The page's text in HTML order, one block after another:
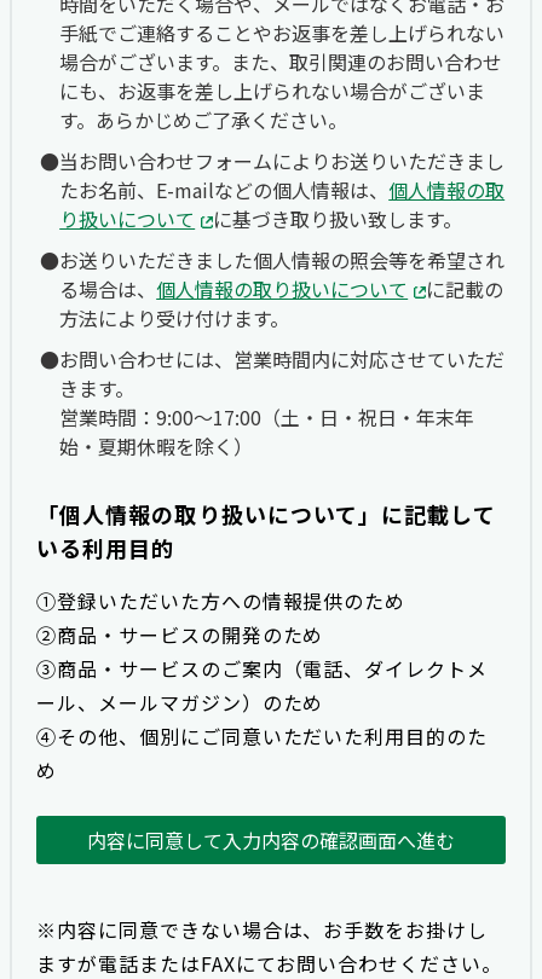
手紙でご連絡することやお返事を差し上げられない
場合がございます。また、取引関連のお問い合わせ
にも、お返事を差し上げられない場合がございま
す。あらかじめご了承ください。
当お問い合わせフォームによりお送りいただきまし
たお名前、E-mailなどの個人情報は、 個人情報の取
り扱いについて
に基づき取り扱い致します。
お送りいただきました個人情報の照会等を希望され
る場合は、 個人情報の取り扱いについて
に記載の
方法により受け付けます。
お問い合わせには、営業時間内に対応させていただ
きます。
営業時間：9:00〜17:00（土・日・祝日・年末年
始・夏期休暇を除く）
「個人情報の取り扱いについて」に記載して
いる利用目的
①登録いただいた方への情報提供のため
②商品・サービスの開発のため
③商品・サービスのご案内（電話、ダイレクトメ
ール、メールマガジン）のため
④その他、個別にご同意いただいた利用目的のた
め
内容に同意して入力内容の確認画面へ進む
※内容に同意できない場合は、お手数をお掛けし
ますが電話またはFAXにてお問い合わせください。